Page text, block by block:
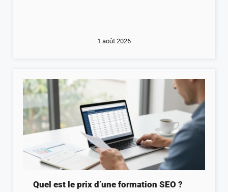
1 août 2026
Quel est le prix d’une formation SEO ?